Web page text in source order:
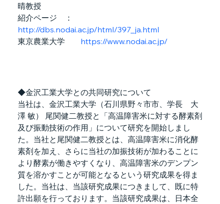
晴教授
紹介ページ　：
http://dbs.nodai.ac.jp/html/397_ja.html
東京農業大学 https://www.nodai.ac.jp/
◆金沢工業大学との共同研究について
当社は、金沢工業大学（石川県野々市市、学長　大
澤 敏） 尾関健二教授と「高温障害米に対する酵素剤
及び振動技術の作用」について研究を開始しまし
た。当社と尾関健二教授とは、高温障害米に消化酵
素剤を加え、さらに当社の加振技術が加わることに
より酵素が働きやすくなり、高温障害米のデンプン
質を溶かすことが可能となるという研究成果を得ま
した。当社は、当該研究成果につきまして、既に特
許出願を行っております。当該研究成果は、日本全